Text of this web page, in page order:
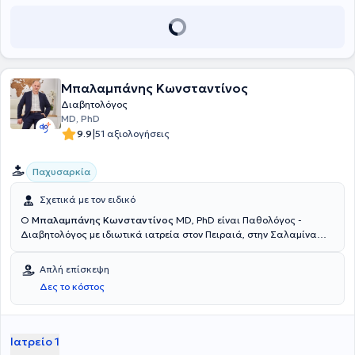
συνέδρια στο αντικείμενό της, κυρίως στην Αγγλία. Τέλος,
εξειδικεύεται στις παθήσεις του θυρεοειδή και των
των επινεφριδίων και το σύνδρομο πολυκυστικών ωοθηκών.
Μπαλαμπάνης Κωνσταντίνος
Διαβητολόγος
MD, PhD
9.9|51 αξιολογήσεις
Παχυσαρκία
Σχετικά με τον ειδικό
Ο Μπαλαμπάνης Κωνσταντίνος MD, PhD είναι Παθολόγος -
Διαβητολόγος με ιδιωτικά ιατρεία στον Πειραιά, στην Σαλαμίνα
Πανεπιστημίου Πατρών, ενώ διαθέτει πτυχίο ιατρικής από το ίδιο
Πανεπιστήμιο. Διαθέτει τις πιστοποιήσεις SCOPE (World Obesity
Federation), BLS/ AED (Basic Life Support) και ILS/ AED (Immediate
Life Support) από το European Resuscitation Council. Ολοκλήρωσε
Παθολογική Κλινική του Πανεπιστημίου Αθηνών και έκτοτε έως και
σήμερα είναι Πανεπιστημιακός Υπότροφος Παθολογίας -
Απλή επίσκεψη
Δες το κόστος
Ιατρείο 1